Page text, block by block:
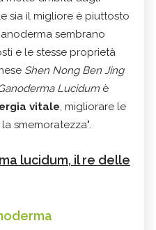
sia il migliore è piuttosto
sembrano
e le stesse proprietà
Shen Nong Ben Jing
Lucidum è
vitale, migliorare le
smemoratezza".
lucidum, il re delle